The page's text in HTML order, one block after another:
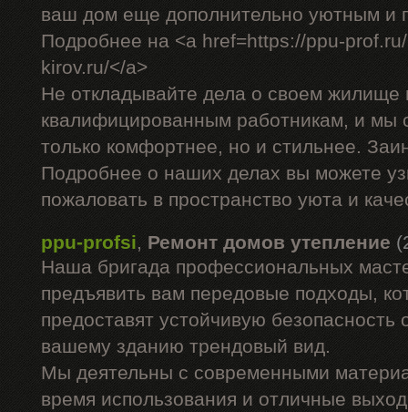
ваш дом еще дополнительно уютным и
Подробнее на <a href=https://ppu-
kirov.ru/</a>
Не откладывайте дела о своем
квалифицированным работникам, и
только комфортнее, но и стильнее.
Подробнее о наших делах вы можете
пожаловать в пространство уюта и
ppu-profsi, Ремонт домов утепление
Наша бригада профессиональных
предъявить вам передовые подходы,
предоставят устойчивую безопасность
вашему зданию трендовый вид.
Мы деятельны с современными
время использования и отличные